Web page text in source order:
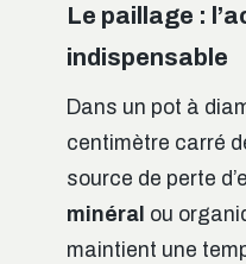
Le paillage :
indispensable
Dans un pot à
centimètre carré
source de perte
minéral ou
maintient une